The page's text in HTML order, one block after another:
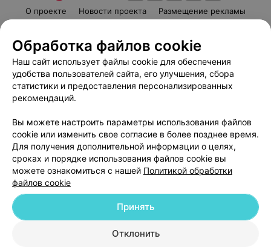
О проекте Новости проекта
Размещение рекламы
Пользовательское соглашение
Способы оплаты
Вакансии
Партнеры
Написать руководителю 103.by
Обработка персональных данных
© 2026 ООО «Артокс Лаб», УНП 191700409
| 220012, Республика Беларусь,
Обработка файлов cookie
Наш сайт использует файлы cookie для обеспечения
удобства пользователей сайта, его улучшения, сбора
статистики и предоставления персонализированных
рекомендаций.
Вы можете настроить параметры использования файлов
cookie или изменить свое согласие в более позднее время.
Для получения дополнительной информации о целях,
сроках и порядке использования файлов cookie вы
можете ознакомиться с нашей Политикой обработки
файлов cookie
Отклонить
Принять